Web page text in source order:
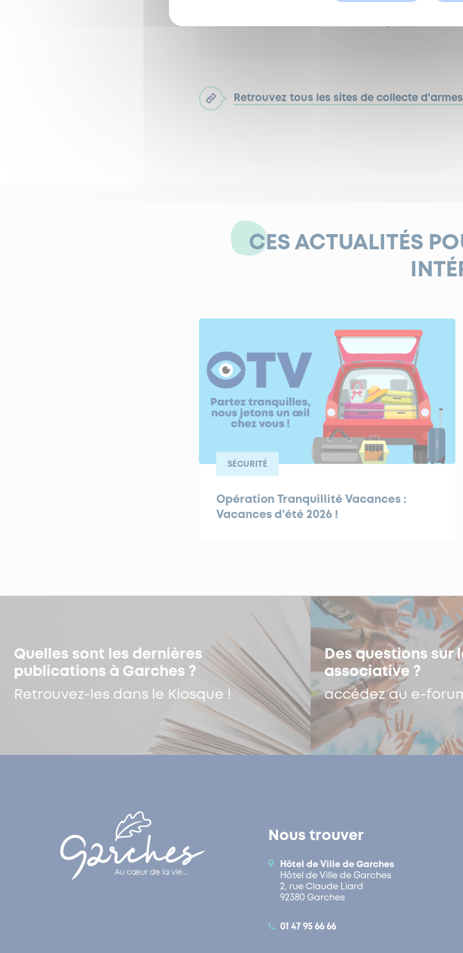
Retrouvez tous les sites de collecte d'armes
CES ACTUALITÉS
SÉCURITÉ
Opération Tranquillité Vacances :
Vacances d'été 2026 !
Quelles sont les dernières
publications à Garches ?
Retrouvez-les dans le Kiosque !
Des questions sur
associative ?
accédez au e-
Nous trouver
Hôtel de Ville de Garches
Hôtel de Ville de Garches
2, rue Claude Liard
92380 Garches
01 47 95 66 66